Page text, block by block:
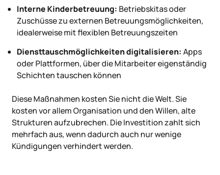
Interne Kinderbetreuung: Betriebskitas oder
Zuschüsse zu externen Betreuungsmöglichkeiten,
idealerweise mit flexiblen Betreuungszeiten
Diensttauschmöglichkeiten digitalisieren: Apps
oder Plattformen, über die Mitarbeiter eigenständig
Schichten tauschen können
Diese Maßnahmen kosten Sie nicht die Welt. Sie
kosten vor allem Organisation und den Willen, alte
Strukturen aufzubrechen. Die Investition zahlt sich
mehrfach aus, wenn dadurch auch nur wenige
Kündigungen verhindert werden.